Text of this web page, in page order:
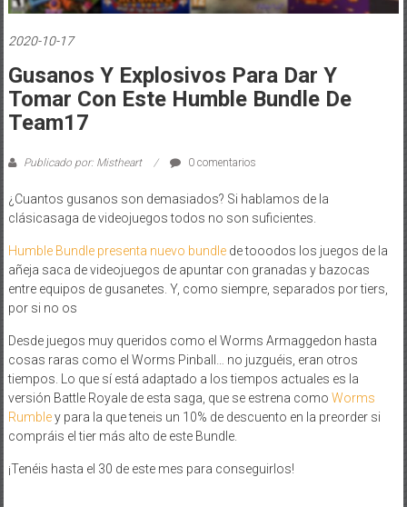
2020-10-17
Gusanos Y Explosivos Para Dar Y
Tomar Con Este Humble Bundle De
Team17
Publicado por: Mistheart 0 comentarios
¿Cuantos gusanos son demasiados? Si hablamos de la
clásicasaga de videojuegos todos no son suficientes.
Humble Bundle presenta nuevo bundlede tooodos los juegos de la
añeja saca de videojuegos de apuntar con granadas y bazocas
entre equipos de gusanetes. Y, como siempre, separados por tiers,
por si no os
Desde juegos muy queridos como el Worms Armaggedon hasta
cosas raras como el Worms Pinball… no juzguéis, eran otros
tiempos. Lo que sí está adaptado a los tiempos actuales es la
versión Battle Royale de esta saga, que se estrena como Worms
Rumbley para la que teneis un 10% de descuento en la preorder si
compráis el tier más alto de este Bundle.
¡Tenéis hasta el 30 de este mes para conseguirlos!